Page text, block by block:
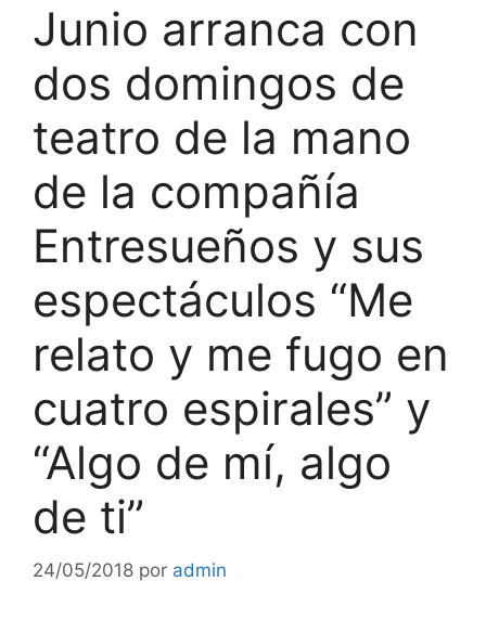
Junio arranca con
dos domingos de
teatro de la mano
de la compañía
Entresueños y sus
espectáculos “Me
relato y me fugo en
cuatro espirales” y
“Algo de mí, algo
de ti”
24/05/2018 por admin